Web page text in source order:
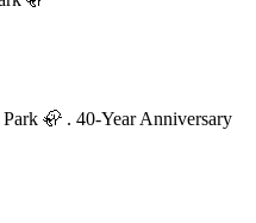
🦣 . 40-Year Anniversary